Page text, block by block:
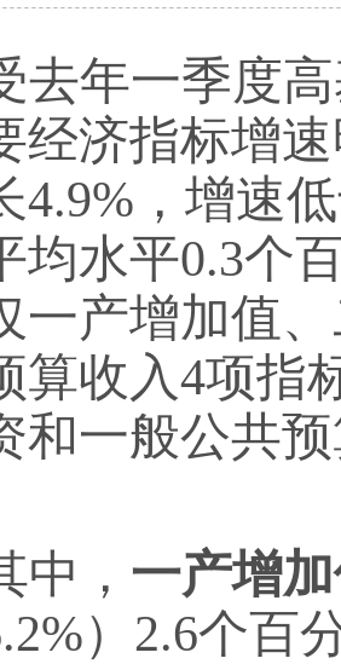
去年一季度
经济指标增
4.9%，增速
均水平0.3个
一产增加值
算收入4项指
和一般公共
中， 一产增
）2.6个百